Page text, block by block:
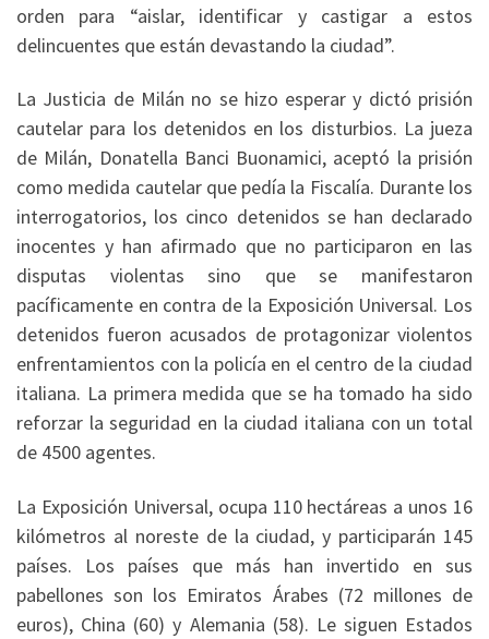
orden para “aislar, identificar y castigar a estos
delincuentes que están devastando la ciudad”.
La Justicia de Milán no se hizo esperar y dictó prisión
cautelar para los detenidos en los disturbios. La jueza
de Milán, Donatella Banci Buonamici, aceptó la prisión
como medida cautelar que pedía la Fiscalía. Durante los
interrogatorios, los cinco detenidos se han declarado
inocentes y han afirmado que no participaron en las
disputas violentas sino que se manifestaron
pacíficamente en contra de la Exposición Universal. Los
detenidos fueron acusados de protagonizar violentos
enfrentamientos con la policía en el centro de la ciudad
italiana. La primera medida que se ha tomado ha sido
reforzar la seguridad en la ciudad italiana con un total
de 4500 agentes.
La Exposición Universal, ocupa 110 hectáreas a unos 16
kilómetros al noreste de la ciudad, y participarán 145
países. Los países que más han invertido en sus
pabellones son los Emiratos Árabes (72 millones de
euros), China (60) y Alemania (58). Le siguen Estados